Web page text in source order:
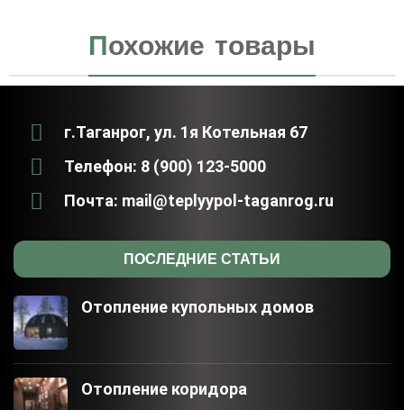
Похожие товары
г.Таганрог, ул. 1я Котельная 67
Телефон: 8 (900) 123-5000
Почта: mail@teplyypol-taganrog.ru
ПОСЛЕДНИЕ СТАТЬИ
Отопление купольных домов
Отопление коридора